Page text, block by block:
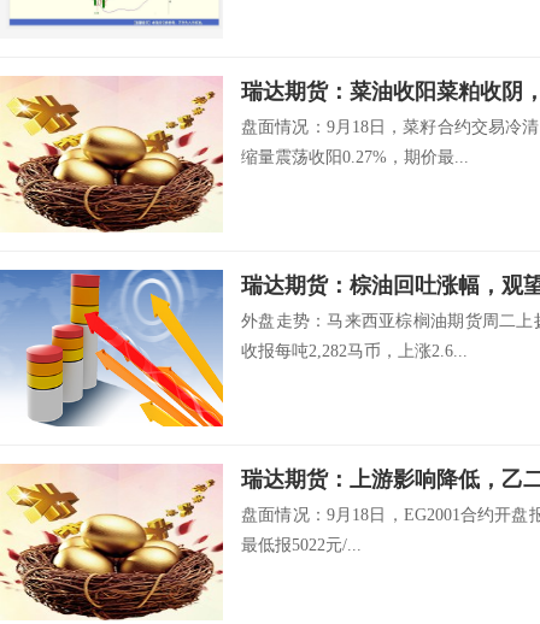
瑞达期货：菜油收阳菜粕收阴
盘面情况：9月18日，菜籽合约交易冷
缩量震荡收阳0.27%，期价最...
瑞达期货：棕油回吐涨幅
外盘走势：马来西亚棕榈油期货周二
收报每吨2,282马币，上涨2.6...
瑞达期货：上游影响降低，乙
盘面情况：9月18日，EG2001合约开盘
最低报5022元/...